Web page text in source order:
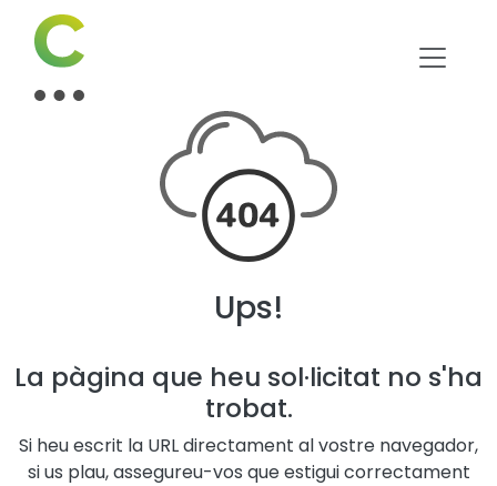
Ups!
La pàgina que heu sol·licitat no s'ha
trobat.
Si heu escrit la URL directament al vostre navegador,
si us plau, assegureu-vos que estigui correctament